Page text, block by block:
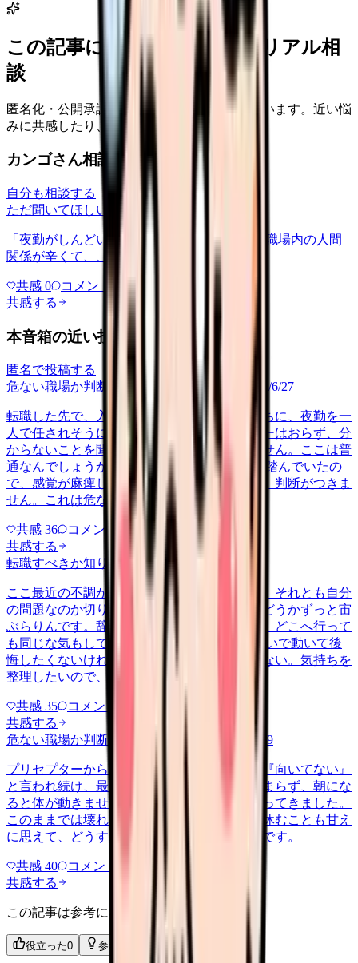
この記事に近い看護師さんのリアル相
談
匿名化・公開承認済みの本音だけを表示しています。近い悩
みに共感したり、自分の状況を投稿できます。
カンゴさん相談室から共有された相談
自分も相談する
ただ聞いてほしい
relationships
「夜勤がしんどい」について相談したいです 職場内の人間
関係が辛くて、、、
共感 0 コメント
共感する
本音箱の近い投稿
匿名で投稿する
危ない職場か判断してほしい
career-growth 2026/6/27
転職した先で、入職して二ヶ月も経たないうちに、夜勤を一
人で任されそうになっています。プリセプターはおらず、分
からないことを聞ける相手も日によっていません。ここは普
通なんでしょうか。 前の職場はもっと段階を踏んでいたの
で、感覚が麻痺しているのか自分が甘いのか、判断がつきま
せん。これは危ない環境なのか…
共感 36 コメント
共感する
転職すべきか知りたい
other 2026/6/26
ここ最近の不調が、職場の環境のせいなのか、それとも自分
の問題なのか切り分けられず、転職すべきかどうかずっと宙
ぶらりんです。辞めれば楽になる気もするし、どこへ行って
も同じな気もして、決め手がありません。 勢いで動いて後
悔したくないけれど、このまま留まる根拠もない。気持ちを
整理したいので、判断材料の集…
共感 35 コメント
共感する
危ない職場か判断してほしい
2026/6/9
プリセプターから毎日のように『辞めれば』『向いてない』
と言われ続け、最近は職場が近づくと涙が止まらず、朝にな
ると体が動きません。食事も喉を通らなくなってきました。
このままでは壊れてしまう気がします。でも休むことも甘え
に思えて、どうすればいいのか分からないんです。
共感 40 コメント
共感する
この記事は参考になりましたか？
役立った0 参考になった